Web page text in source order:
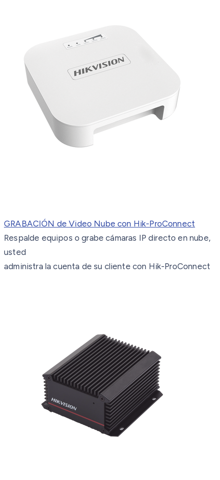
GRABACIÓN de Video Nube con Hik-ProConnect
Respalde equipos o grabe cámaras IP directo en nube,
usted
administra la cuenta de su cliente con Hik-ProConnect